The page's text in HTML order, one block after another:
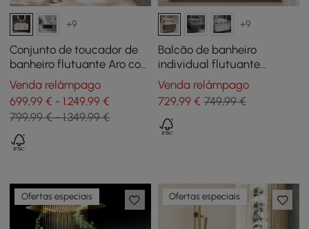
+9
Conjunto de toucador de
banheiro flutuante Aro com
pias, branco e dourado,
mármore artificial
Venda relâmpago
699,99 € - 1.249,99 €
799,99 € - 1.349,99 €
+9
Balcão de banheiro
individual flutuante
moderno de 39 polegadas
em nogueira com tampo
de pedra sinterizada e pia
Venda relâmpago
729,99€ 749,99 €
Ofertas especiais Ofertas especiais